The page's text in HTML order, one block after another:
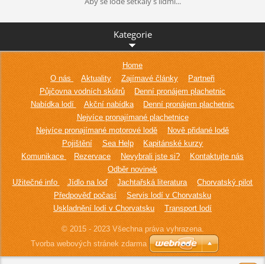
Kategorie
Home
O nás
Aktuality Zajímavé články
Partneři
Půjčovna vodních skútrů
Denní pronájem plachetnic
Nabídka lodí
Akční nabídka
Denní pronájem plachetnic
Nejvíce pronajímané plachetnice
Nejvíce pronajímané motorové lodě
Nově přidané lodě
Pojištění
Sea Help
Kapitánské kurzy
Komunikace
Rezervace Nevybrali jste si?
Kontaktujte nás
Odběr novinek
Užitečné info
Jídlo na loď Jachtařská literatura
Chorvatský pilot
Předpověď počasí
Servis lodí v Chorvatsku
Uskladnění lodí v Chorvatsku
Transport lodí
© 2015 - 2023 Všechna práva vyhrazena.
Tvorba webových stránek zdarma